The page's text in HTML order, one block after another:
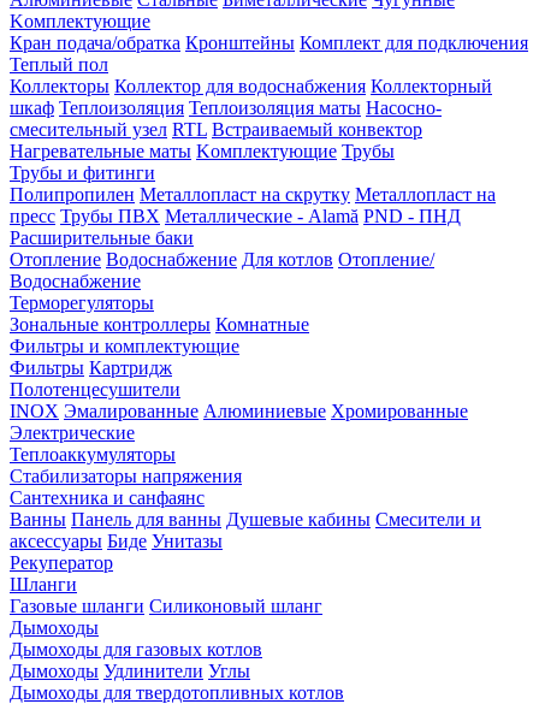
Kомплектующие
Кран подача/обратка Кронштейны Комплект для подключения
Теплый пол
Коллекторы Коллектор для водоснабжения Коллекторный
шкаф Теплоизоляция Теплоизоляция маты Насосно-
смесительный узел RTL Встраиваемый конвектор
Нагревательные маты Kомплектующие Трубы
Трубы и фитинги
Полипропилен Металлопласт на скрутку Металлопласт на
пресс Трубы ПВХ Металлические - Alamă PND - ПНД
Расширительные баки
Отопление Водоснабжение Для котлов Отопление/
Водоснабжение
Терморегуляторы
Зональные контроллеры Комнатные
Фильтры и комплектующие
Фильтры Картридж
Полотенцесушители
INOX Эмалированные Алюминиевые Хромированные
Электрические
Теплоаккумуляторы
Стабилизаторы напряжения
Сантехника и санфаянс
Ванны Панель для ванны Душевые кабины Смесители и
аксессуары Биде Унитазы
Рекуператор
Шланги
Газовые шланги Силиконовый шланг
Дымоходы
Дымоходы для газовых котлов
Дымоходы Удлинители Углы
Дымоходы для твердотопливных котлов